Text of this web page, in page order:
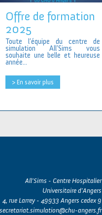
Offre de formation
2025
Toute l’équipe du centre de
simulation All’Sims vous
souhaite une belle et heureuse
année...
> En savoir plus
All’Sims - Centre Hospitalier
Universitaire d’Angers
4, rue Larrey - 49933 Angers cedex 9
secretariat.simulation@chu-angers.fr